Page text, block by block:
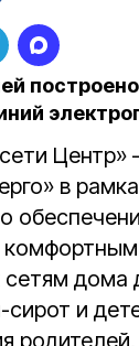
Центр»
в
дома
и